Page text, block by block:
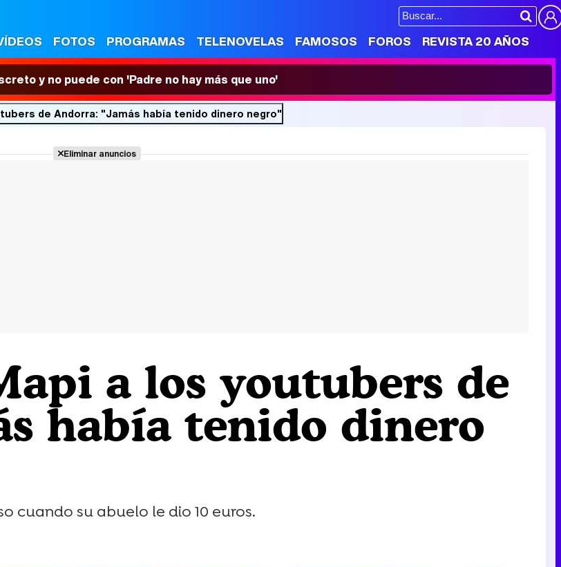
FOTOS PROGRAMAS TELENOVELAS FAMOSOS FOROS REVISTA 20 AÑOS
y no puede con 'Padre no hay más que uno'
de Andorra: "Jamás había tenido dinero negro"
Eliminar anuncios
a los youtubers de
había tenido dinero
cuando su abuelo le dio 10 euros.